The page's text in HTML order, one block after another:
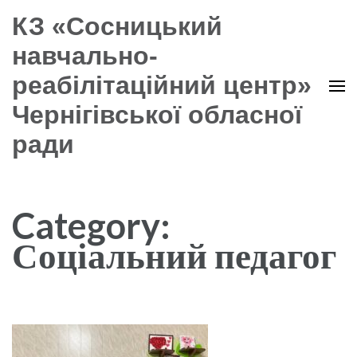
КЗ «Сосницький
навчально-
реабілітаційний центр»
Чернігівської обласної
ради
Category:
Соціальний педагог